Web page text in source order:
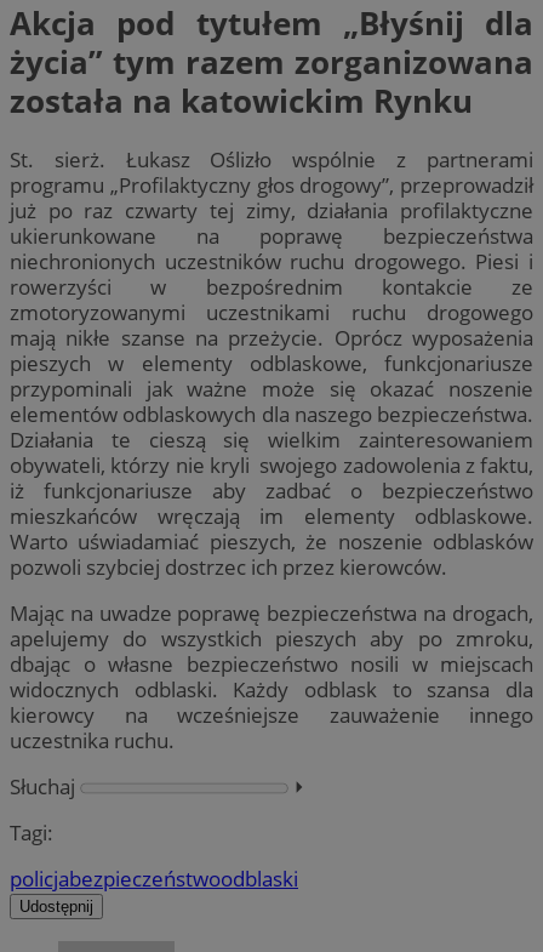
Akcja pod tytułem „Błyśnij dla
życia” tym razem zorganizowana
została na katowickim Rynku
St. sierż. Łukasz Oślizło wspólnie z partnerami
programu „Profilaktyczny głos drogowy”, przeprowadził
już po raz czwarty tej zimy, działania profilaktyczne
ukierunkowane na poprawę bezpieczeństwa
niechronionych uczestników ruchu drogowego. Piesi i
rowerzyści w bezpośrednim kontakcie ze
zmotoryzowanymi uczestnikami ruchu drogowego
mają nikłe szanse na przeżycie. Oprócz wyposażenia
pieszych w elementy odblaskowe, funkcjonariusze
przypominali jak ważne może się okazać noszenie
elementów odblaskowych dla naszego bezpieczeństwa.
Działania te cieszą się wielkim zainteresowaniem
obywateli, którzy nie kryli swojego zadowolenia z faktu,
iż funkcjonariusze aby zadbać o bezpieczeństwo
mieszkańców wręczają im elementy odblaskowe.
Warto uświadamiać pieszych, że noszenie odblasków
pozwoli szybciej dostrzec ich przez kierowców.
Mając na uwadze poprawę bezpieczeństwa na drogach,
apelujemy do wszystkich pieszych aby po zmroku,
dbając o własne bezpieczeństwo nosili w miejscach
widocznych odblaski. Każdy odblask to szansa dla
kierowcy na wcześniejsze zauważenie innego
uczestnika ruchu.
Słuchaj
⏵︎
Tagi:
policjabezpieczeństwoodblaski
Udostępnij